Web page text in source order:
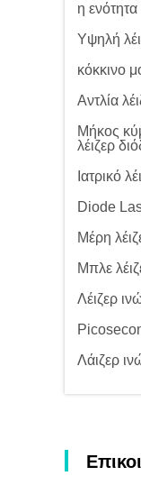
η
Υψηλή
κόκκινο
Αντλία
Μήκος
λέιζερ
Ιατρικό
Diode
Μέρη
Μπλε
Λέιζερ
Λάιζερ